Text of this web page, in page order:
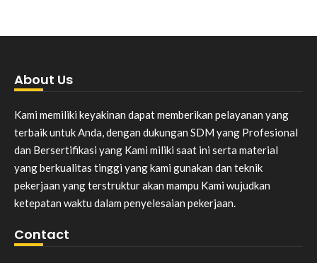
About Us
Kami memiliki keyakinan dapat memberikan pelayanan yang
terbaik untuk Anda, dengan dukungan SDM yang Profesional
dan Bersertifikasi yang Kami miliki saat ini serta material
yang berkualitas tinggi yang kami gunakan dan teknik
pekerjaan yang terstruktur akan mampu Kami wujudkan
ketepatan waktu dalam penyelesaian pekerjaan.
Contact